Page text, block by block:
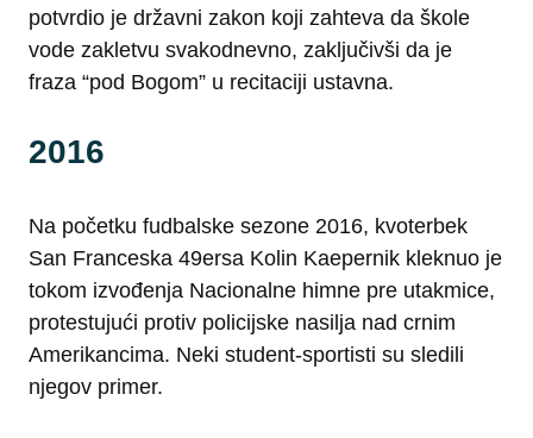
potvrdio je državni zakon koji zahteva da škole
vode zakletvu svakodnevno, zaključivši da je
fraza “pod Bogom” u recitaciji ustavna.
2016
Na početku fudbalske sezone 2016, kvoterbek
San Franceska 49ersa Kolin Kaepernik kleknuo je
tokom izvođenja Nacionalne himne pre utakmice,
protestujući protiv policijske nasilja nad crnim
Amerikancima. Neki student-sportisti su sledili
njegov primer.